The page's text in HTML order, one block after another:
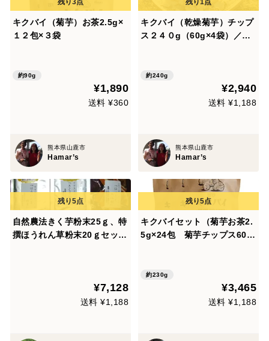
キクバイ（菊芋）お茶2.5g×
１２包×３袋
約90g
¥1,890
送料 ¥360
熊本県山鹿市
Hamar’s
キクバイ（乾燥菊芋）チップ
ス２４０g（60g×4袋）／発
約240g
¥2,940
送料 ¥1,188
熊本県山鹿市
Hamar’s
自然農法きく芋粉末25ｇ、特
撰ほうれん草粉末20ｇセッ
¥7,128
送料 ¥1,188
キクバイセット（菊芋お茶2.
5g×24包 菊芋チップス60g
約230g
¥3,465
送料 ¥1,188